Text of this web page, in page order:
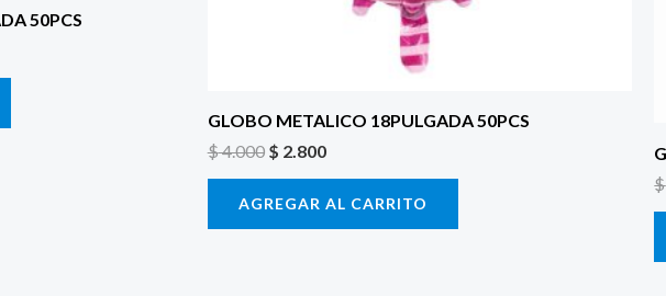
50PCS
GLOBO METALICO 18PULGADA 50PCS
$4.000 $ 2.800
AGREGAR AL CARRITO
$